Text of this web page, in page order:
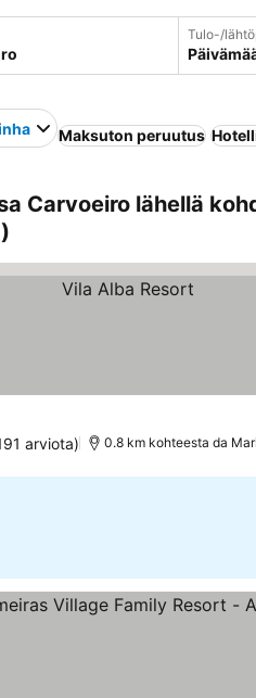
Tulo-/
Maksuton peruutus
Carvoeiro lähellä
arviota) 0.8 km kohteesta da